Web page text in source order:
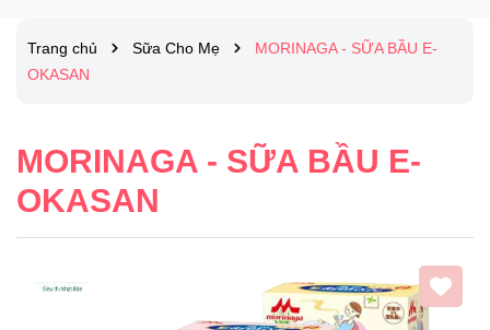
Trang chủ Sữa Cho Mẹ
MORINAGA - SỮA BẦU E-
OKASAN
MORINAGA - SỮA BẦU E-
OKASAN